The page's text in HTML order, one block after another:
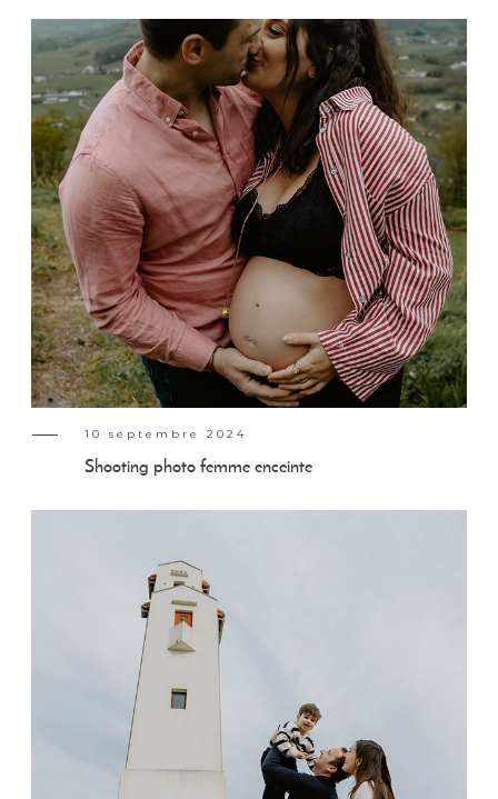
10 septembre 2024
Shooting photo femme enceinte